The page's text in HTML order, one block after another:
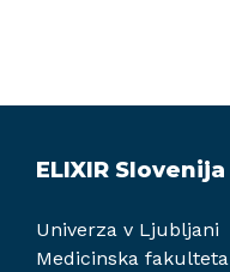
ELIXIR Slovenija
Univerza v Ljubljani
Medicinska fakulteta